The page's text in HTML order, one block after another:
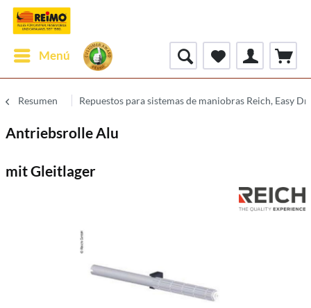
Menú
Resumen Repuestos para sistemas de maniobras Reich, Easy
Antriebsrolle Alu
mit Gleitlager